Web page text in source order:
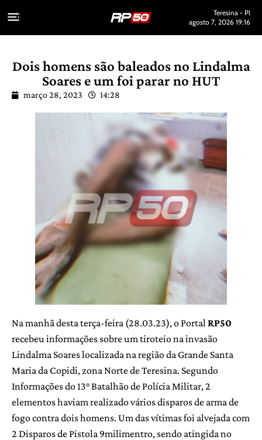
Teresina - PI
agosto 7, 2026 19:16
Dois homens são baleados no Lindalma
Soares e um foi parar no HUT
março 28, 2023 14:28
Na manhã desta terça-feira (28.03.23), o PortalRP50
recebeu informações sobre um tiroteio na invasão
Lindalma Soares localizada na região da Grande Santa
Maria da Copidi, zona Norte de Teresina. Segundo
Informações do 13° Batalhão de Polícia Militar, 2
elementos haviam realizado vários disparos de arma de
fogo contra dois homens. Um das vítimas foi alvejada com
2 Disparos de Pistola 9milimentro, sendo atingida no